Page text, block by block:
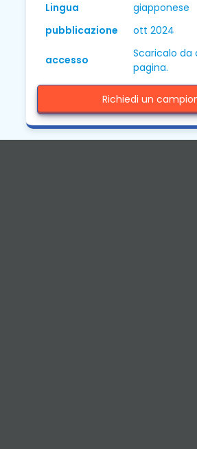
Lingua
giapponese
pubblicazione
ott 2024
accesso
Scaricalo da
pagina.
Richiedi un